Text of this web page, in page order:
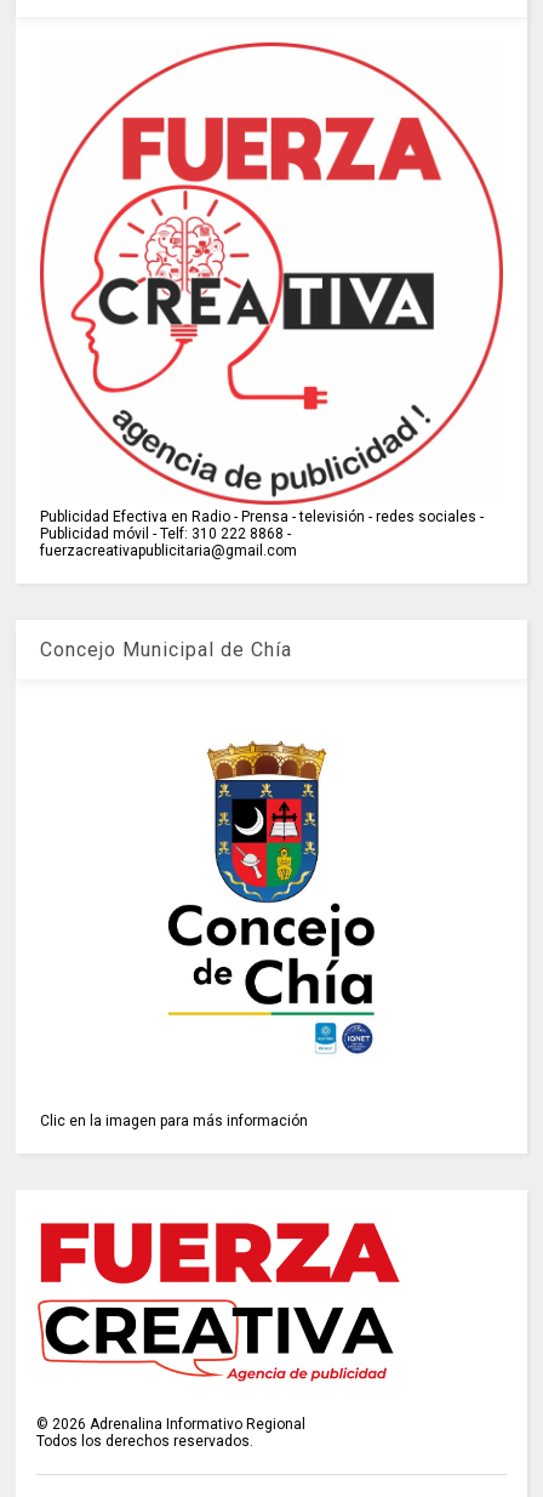
Publicidad Efectiva en Radio - Prensa - televisión - redes sociales -
Publicidad móvil - Telf: 310 222 8868 -
fuerzacreativapublicitaria@gmail.com
Concejo Municipal de Chía
Clic en la imagen para más información
©2026 Adrenalina Informativo Regional
Todos los derechos reservados.